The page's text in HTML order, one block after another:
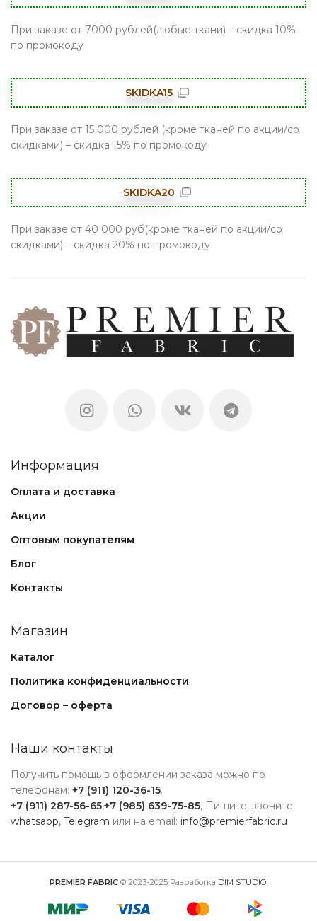
При заказе от 7000 рублей(любые ткани) – скидка 10%
по промокоду
SKIDKA15
При заказе от 15 000 рублей (кроме тканей по акции/со
скидками) – скидка 15% по промокоду
SKIDKA20
При заказе от 40 000 руб(кроме тканей по акции/со
скидками) – скидка 20% по промокоду
Информация
Оплата и доставка
Акции
Оптовым покупателям
Блог
Контакты
Магазин
Каталог
Политика конфиденциальности
Договор – оферта
Наши контакты
Получить помощь в оформлении заказа можно по
телефонам: +7 (911) 120-36-15.
+7 (911) 287-56-65,+7 (985) 639-75-85, Пишите, звоните
whatsapp, Telegram или на email: info@premierfabric.ru
PREMIER FABRIC© 2023-2025 Разработка DIM STUDIO